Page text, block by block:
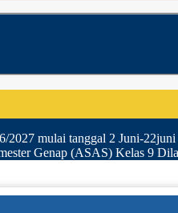
2027 mulai tanggal 2 Juni-
Genap (ASAS) Kelas 9